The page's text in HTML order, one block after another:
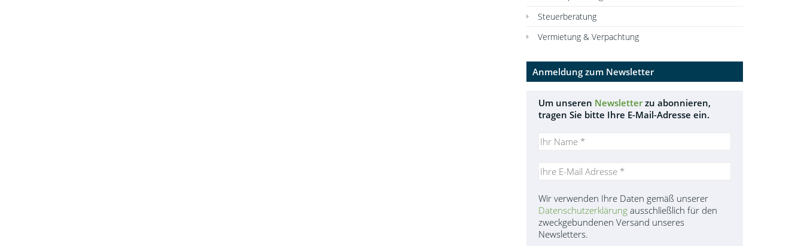
Steuerberatung
Vermietung & Verpachtung
Anmeldung zum Newsletter
Um unseren Newsletterzu abonnieren,
tragen Sie bitte Ihre E-Mail-Adresse ein.
Wir verwenden Ihre Daten gemäß unserer
Datenschutzerklärung ausschließlich für den
zweckgebundenen Versand unseres
Newsletters.